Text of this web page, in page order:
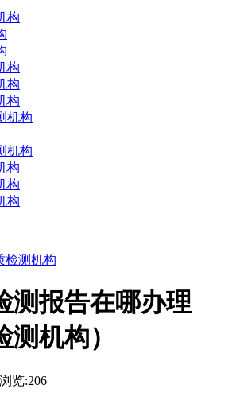
构
构
构
构
机构
机构
构
构
构
检测机构
测报告在哪办理
测机构）
览:206